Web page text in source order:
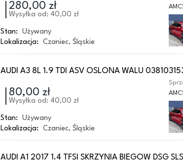
280,00 zł
Wysyłka od: 40,00 zł
Stan:
Używany
Lokalizacja:
Czaniec, Śląskie
AUDI A3 8L 1.9 TDI ASV OSLONA WALU
80,00 zł
Wysyłka od: 40,00 zł
Stan:
Używany
Lokalizacja:
Czaniec, Śląskie
AUDI A1 2017 1.4 TFSI SKRZYNIA BIEGOW DSG